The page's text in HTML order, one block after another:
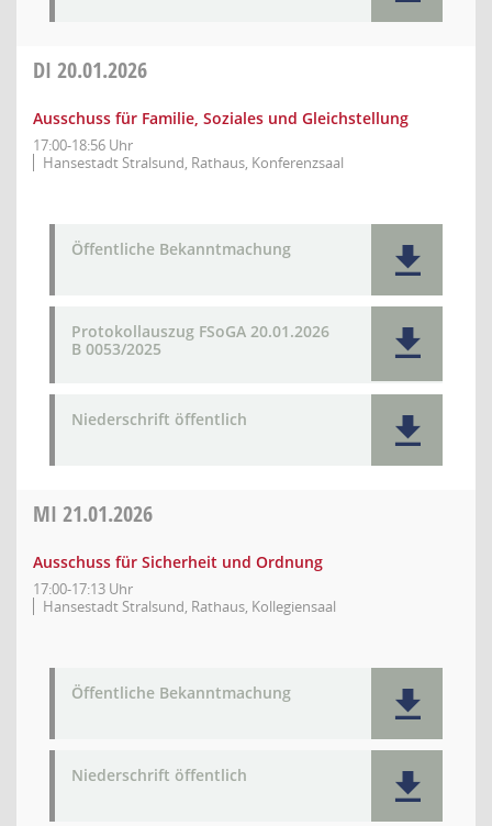
DI 20.01.2026
Ausschuss für Familie, Soziales und Gleichstellung
17:00-18:56 Uhr
Hansestadt Stralsund, Rathaus, Konferenzsaal
Öffentliche Bekanntmachung
Protokollauszug FSoGA 20.01.2026
B 0053/2025
Niederschrift öffentlich
MI 21.01.2026
Ausschuss für Sicherheit und Ordnung
17:00-17:13 Uhr
Hansestadt Stralsund, Rathaus, Kollegiensaal
Öffentliche Bekanntmachung
Niederschrift öffentlich